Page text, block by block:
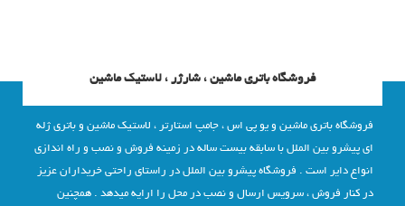
فروشگاه باتری ماشین ، شارژر ، لاستیک ماشین
فروشگاه باتری ماشین و یو پی اس ، جامپ استارتر ، لاستیک ماشین و باتری ژله
ای پیشرو بین الملل با سابقه بیست ساله در زمینه فروش و نصب و راه اندازی
انواع دایر است . فروشگاه پیشرو بین الملل در راستای راحتی خریداران عزیز
در کنار فروش ، سرویس ارسال و نصب در محل را ارایه میدهد . همچنین